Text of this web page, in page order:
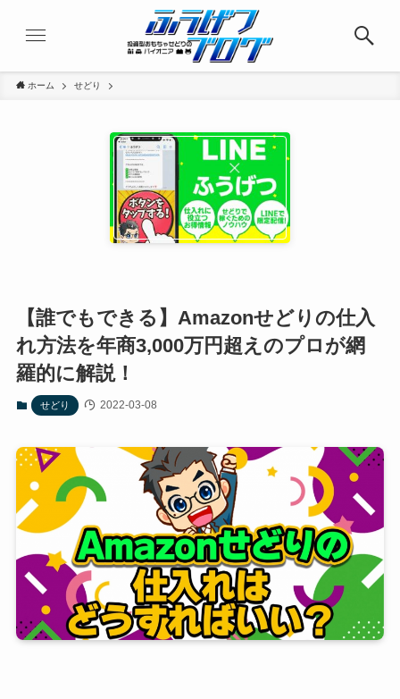
ホーム せどり
【誰でもできる】Amazonせどりの仕入
れ方法を年商3,000万円超えのプロが網
羅的に解説！
せどり 2022-03-08